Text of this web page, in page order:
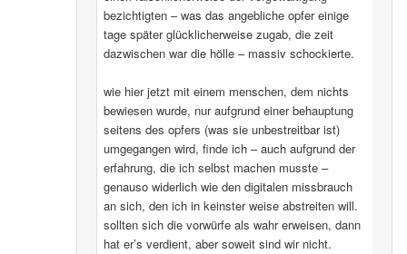
bezichtigten – was das angebliche opfer einige
tage später glücklicherweise zugab, die zeit
dazwischen war die hölle – massiv schockierte.
wie hier jetzt mit einem menschen, dem nichts
bewiesen wurde, nur aufgrund einer behauptung
seitens des opfers (was sie unbestreitbar ist)
umgegangen wird, finde ich – auch aufgrund der
erfahrung, die ich selbst machen musste –
genauso widerlich wie den digitalen missbrauch
an sich, den ich in keinster weise abstreiten will.
sollten sich die vorwürfe als wahr erweisen, dann
hat er’s verdient, aber soweit sind wir nicht.